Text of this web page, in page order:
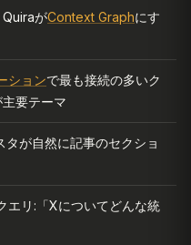
がContext Graphにす
ションで最も接続の多いク
要テーマ
タが自然に記事のセクショ
エリ:「Xについてどんな統